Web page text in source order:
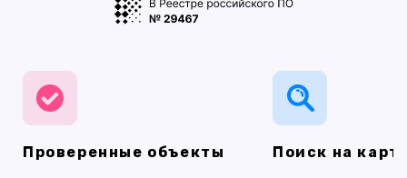
Проверенные объекты Поиск на